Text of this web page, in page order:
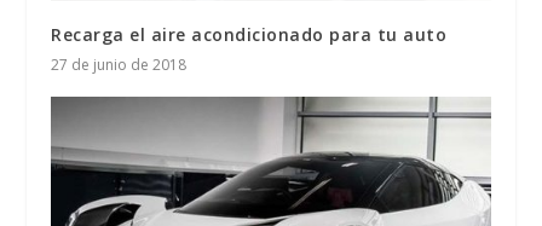
Recarga el aire acondicionado para tu auto
27 de junio de 2018